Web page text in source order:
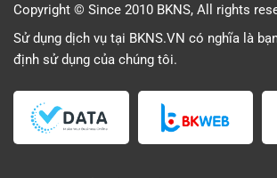
Copyright © Since 2010 BKNS, All rights
Sử dụng dịch vụ tại BKNS.VN có nghĩa là
định sử dụng của chúng tôi.